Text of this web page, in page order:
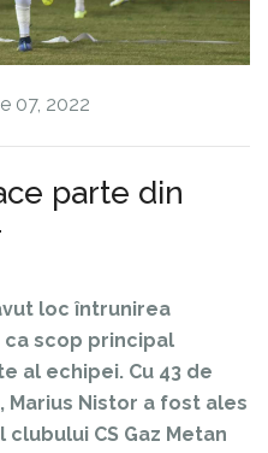
07, 2022
parte din
loc întrunirea
ca scop principal
al echipei. Cu 43 de
Nistor a fost ales
CS Gaz Metan